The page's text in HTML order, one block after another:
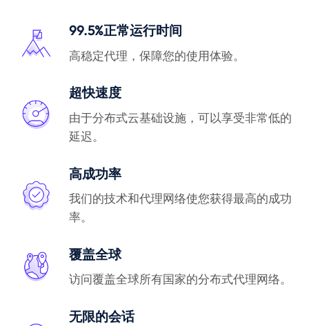
99.5%正常运行时间
高稳定代理，保障您的使用体验。
超快速度
由于分布式云基础设施，可以享受非常低的
延迟。
高成功率
我们的技术和代理网络使您获得最高的成功
率。
覆盖全球
访问覆盖全球所有国家的分布式代理网络。
无限的会话